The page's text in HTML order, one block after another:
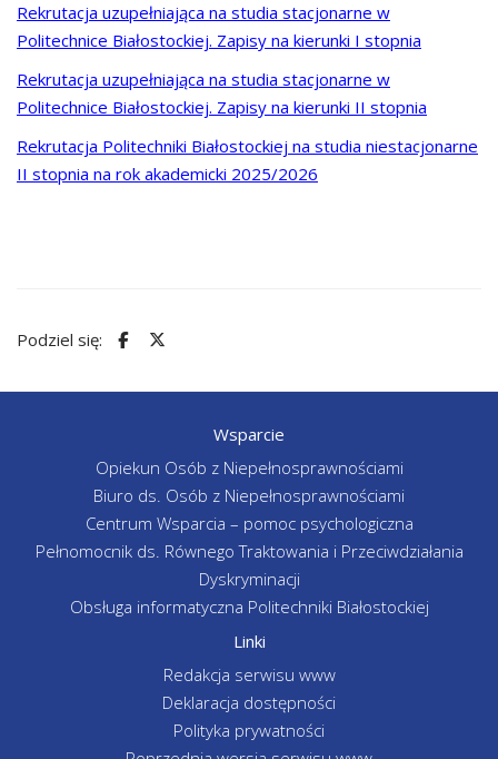
Rekrutacja uzupełniająca na studia stacjonarne w
Politechnice Białostockiej. Zapisy na kierunki I stopnia
Rekrutacja uzupełniająca na studia stacjonarne w
Politechnice Białostockiej. Zapisy na kierunki II stopnia
Rekrutacja Politechniki Białostockiej na studia niestacjonarne
II stopnia na rok akademicki 2025/2026
Podziel się:
Wsparcie
Opiekun Osób z Niepełnosprawnościami
Biuro ds. Osób z Niepełnosprawnościami
Centrum Wsparcia – pomoc psychologiczna
Pełnomocnik ds. Równego Traktowania i Przeciwdziałania
Dyskryminacji
Obsługa informatyczna Politechniki Białostockiej
Linki
Redakcja serwisu www
Deklaracja dostępności
Polityka prywatności